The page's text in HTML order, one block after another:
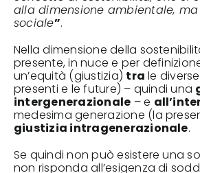
alla dimensione ambientale,
sociale”.
Nella dimensione della
presente, in nuce e per
un’equità (giustizia) tra le
presenti e le future) – quindi una
intergenerazionale – e
medesima generazione (la
giustizia intragenerazionale.
Se quindi non può esistere una
non risponda all’esigenza di